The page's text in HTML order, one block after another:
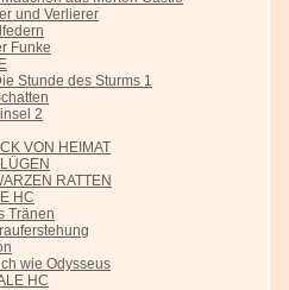
und Verlierer
Funke
Stunde des Sturms 1
2
VON HEIMAT
RATTEN
HC
Tränen
wie Odysseus
HC